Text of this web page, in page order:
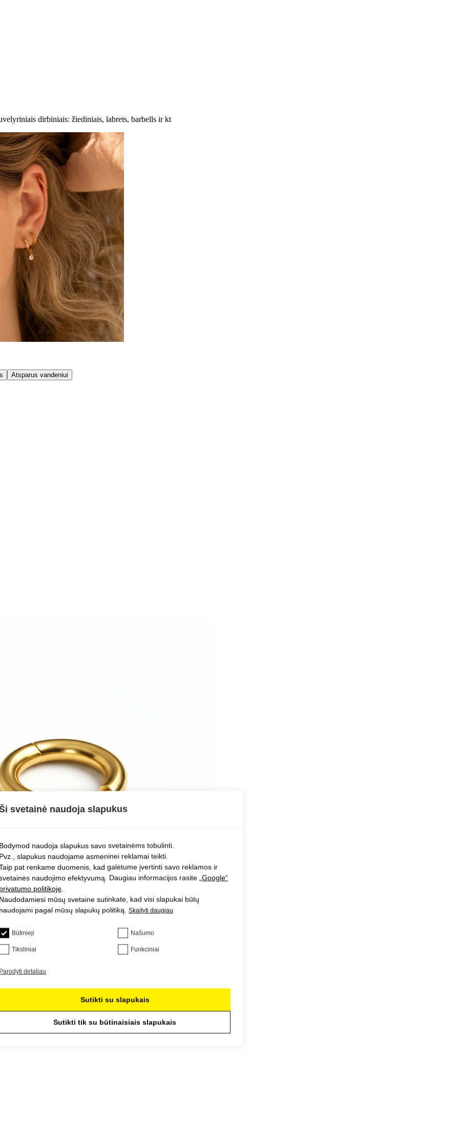
dirbiniais: žiediniais, labrets, barbells ir kt
Atsparus vandeniui
svetainė naudoja slapukus
Bodymod naudoja slapukus savo svetainėms tobulinti.
Pvz., slapukus naudojame asmeninei reklamai teikti.
pat renkame duomenis, kad galėtume įvertinti savo reklamos ir
naudojimo efektyvumą. Daugiau informacijos rasite „Google“
privatumo politikoje
Naudodamiesi mūsų svetaine sutinkate, kad visi slapukai būtų
naudojami pagal mūsų slapukų politiką. Skaityti daugiau
Būtinieji Našumo
Tiksliniai Funkciniai
Parodyti detaliau
Sutikti su slapukais
Sutikti tik su būtinaisiais slapukais